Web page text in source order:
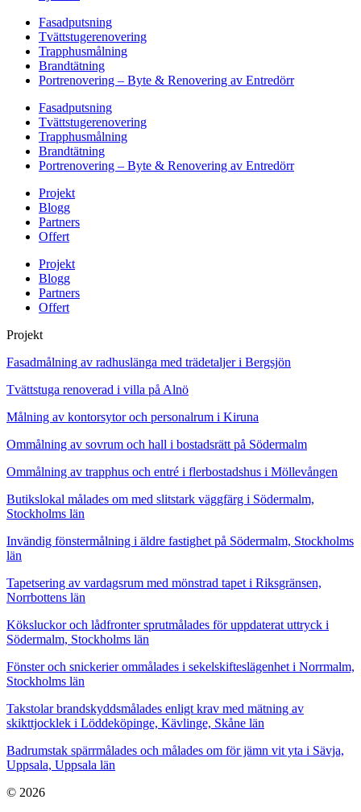
Fasadputsning
Tvättstugerenovering
Trapphusmålning
Brandtätning
Portrenovering – Byte & Renovering av Entredörr
Fasadputsning
Tvättstugerenovering
Trapphusmålning
Brandtätning
Portrenovering – Byte & Renovering av Entredörr
Projekt
Blogg
Partners
Offert
Projekt
Blogg
Partners
Offert
Projekt
Fasadmålning av radhuslänga med trädetaljer i Bergsjön
Tvättstuga renoverad i villa på Alnö
Målning av kontorsytor och personalrum i Kiruna
Ommålning av sovrum och hall i bostadsrätt på Södermalm
Ommålning av trapphus och entré i flerbostadshus i Möllevången
Butikslokal målades om med slitstark väggfärg i Södermalm,
Stockholms län
Invändig fönstermålning i äldre fastighet på Södermalm, Stockholms
län
Tapetsering av vardagsrum med mönstrad tapet i Riksgränsen,
Norrbottens län
Köksluckor och lådfronter sprutmålades för uppdaterat uttryck i
Södermalm, Stockholms län
Fönster och snickerier ommålades i sekelskifteslägenhet i Norrmalm,
Stockholms län
Takstolar brandskyddsmålades enligt krav med mätning av
skikttjocklek i Löddeköpinge, Kävlinge, Skåne län
Badrumstak spärrmålades och målades om för jämn vit yta i Sävja,
Uppsala, Uppsala län
© 2026